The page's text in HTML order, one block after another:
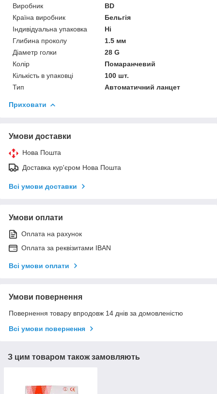
Виробник
BD
Країна виробник
Бельгія
Індивідуальна упаковка
Ні
Глибина проколу
1.5 мм
Діаметр голки
28 G
Колір
Помаранчевий
Кількість в упаковці
100 шт.
Тип
Автоматичний ланцет
Приховати
Умови доставки
Нова Пошта
Доставка кур'єром Нова Пошта
Всі умови доставки
Умови оплати
Оплата на рахунок
Оплата за реквізитами IBAN
Всі умови оплати
Умови повернення
Повернення товару впродовж 14 днів за домовленістю
Всі умови повернення
З цим товаром також замовляють